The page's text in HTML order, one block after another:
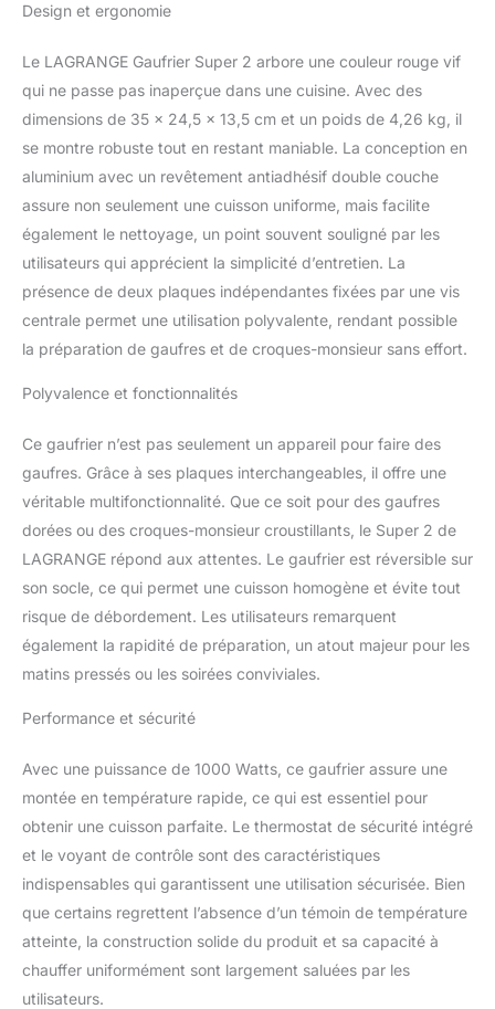
antiadhésives amovibles
MULTIFONCTION : large
choix de plaques
compatibles avec ce
modèle (non inclus)
Design et ergonomie
Le LAGRANGE Gaufrier Super 2 arbore une couleur rouge vif
qui ne passe pas inaperçue dans une cuisine. Avec des
dimensions de 35 x 24,5 x 13,5 cm et un poids de 4,26 kg, il
se montre robuste tout en restant maniable. La conception en
aluminium avec un revêtement antiadhésif double couche
assure non seulement une cuisson uniforme, mais facilite
également le nettoyage, un point souvent souligné par les
utilisateurs qui apprécient la simplicité d’entretien. La
présence de deux plaques indépendantes fixées par une vis
centrale permet une utilisation polyvalente, rendant possible
la préparation de gaufres et de croques-monsieur sans effort.
Polyvalence et fonctionnalités
Ce gaufrier n’est pas seulement un appareil pour faire des
gaufres. Grâce à ses plaques interchangeables, il offre une
véritable multifonctionnalité. Que ce soit pour des gaufres
dorées ou des croques-monsieur croustillants, le Super 2 de
LAGRANGE répond aux attentes. Le gaufrier est réversible sur
son socle, ce qui permet une cuisson homogène et évite tout
risque de débordement. Les utilisateurs remarquent
également la rapidité de préparation, un atout majeur pour les
matins pressés ou les soirées conviviales.
Performance et sécurité
Avec une puissance de 1000 Watts, ce gaufrier assure une
montée en température rapide, ce qui est essentiel pour
obtenir une cuisson parfaite. Le thermostat de sécurité intégré
et le voyant de contrôle sont des caractéristiques
indispensables qui garantissent une utilisation sécurisée. Bien
que certains regrettent l’absence d’un témoin de température
atteinte, la construction solide du produit et sa capacité à
chauffer uniformément sont largement saluées par les
utilisateurs.